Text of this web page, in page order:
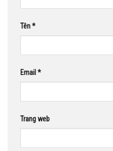
Tên*
Email *
Trang web